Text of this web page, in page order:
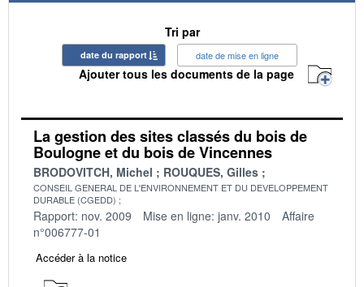
Tri par
date du rapport date de mise en ligne
Ajouter tous les documents de la page
La gestion des sites classés du bois de
Boulogne et du bois de Vincennes
BRODOVITCH, Michel ROUQUES, Gilles
CONSEIL GENERAL DE L'ENVIRONNEMENT ET DU DEVELOPPEMENT
DURABLE (CGEDD)
Rapport: nov. 2009 Mise en ligne: janv. 2010
Affaire
n°006777-01
Accéder à la notice